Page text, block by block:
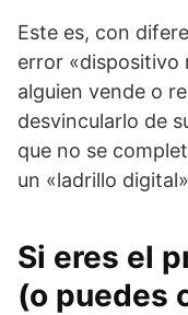
Este es, con
error «dispositivo
alguien vende o
desvincularlo de
que no se
un «ladrillo
Si eres el
(o puedes